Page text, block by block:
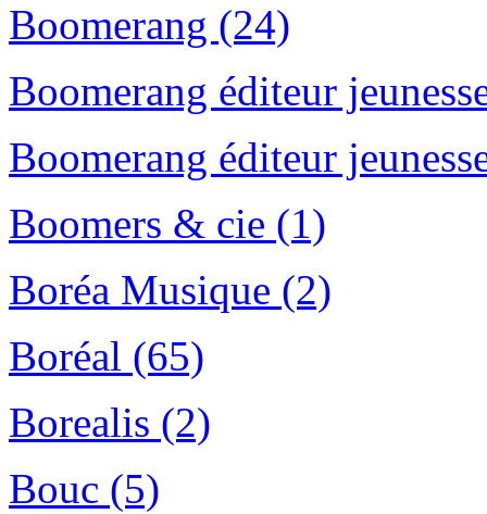
Boomerang (24)
Boomerang éditeur
Boomerang éditeur
Boomers & cie (1)
Boréa Musique (2)
Boréal (65)
Borealis (2)
Bouc (5)